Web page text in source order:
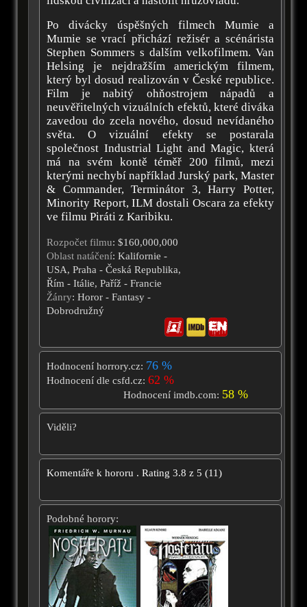
Po divácky úspěšných filmech Mumie a
Mumie se vrací přichází režisér a scénárista
Stephen Sommers s dalším velkofilmem. Van
Helsing je nejdražším americkým filmem,
který byl dosud realizován v České republice.
Film je nabitý ohňostrojem nápadů a
neuvěřitelných vizuálních efektů, které diváka
zavedou do zcela nového, dosud nevídaného
světa. O vizuální efekty se postarala
společnost Industrial Light and Magic, která
má na svém kontě téměř 200 filmů, mezi
kterými nechybí například Jurský park, Master
& Commander, Terminátor 3, Harry Potter,
Minority Report, ILM dostali Oscara za efekty
ve filmu Piráti z Karibiku.
Rozpočet filmu: $160,000,000
Oblast natáčení: Kalifornie -
USA, Praha - Česká Republika,
Řím - Itálie, Paříž - Francie
Žánry: Horor - Fantasy -
Dobrodružný
Hodnocení horrory.cz: 76 %
Hodnocení dle csfd.cz: 62 %
Hodnocení imdb.com: 58 %
Viděli?
Komentáře k hororu . Rating 3.8 z 5 (11)
Podobné horory: